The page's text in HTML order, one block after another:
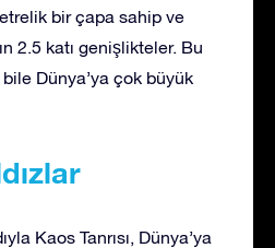
bir çapa sahip ve
2.5 katı genişlikteler. Bu
Dünya’ya çok büyük
Kaos Tanrısı, Dünya’ya